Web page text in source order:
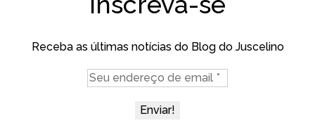
Receba as últimas notícias do Blog do Juscelino